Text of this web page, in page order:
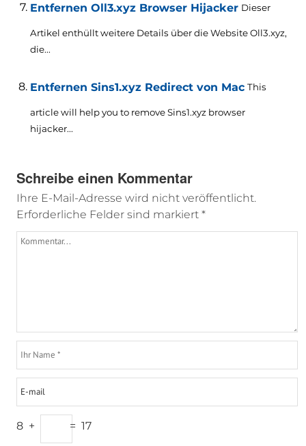
Entfernen Oll3.xyz Browser Hijacker Dieser
Artikel enthüllt weitere Details über die Website Oll3.xyz,
die...
Entfernen Sins1.xyz Redirect von Mac This
article will help you to remove Sins1.xyz browser
hijacker...
Schreibe einen Kommentar
Ihre E-Mail-Adresse wird nicht veröffentlicht.
Erforderliche Felder sind markiert *
8 + = 17